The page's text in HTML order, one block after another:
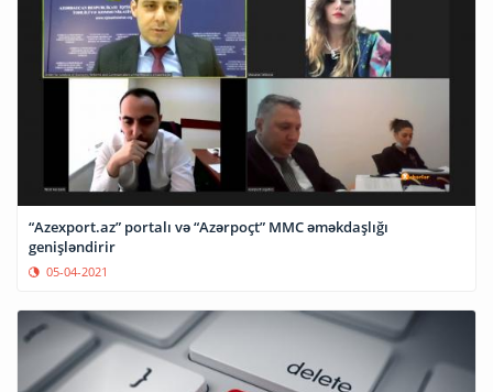
“Azexport.az” portalı və “Azərpoçt” MMC əməkdaşlığı
genişləndirir
05-04-2021